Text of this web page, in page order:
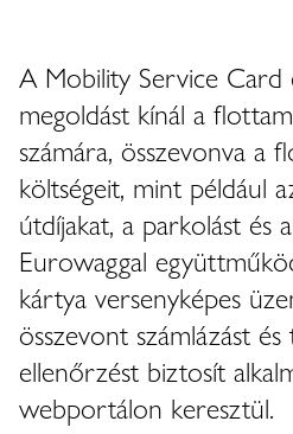
A Mobility Service Card
megoldást kínál a
számára, összevonva a
költségeit, mint például
útdíjakat, a parkolást és
Eurowaggal
kártya versenyképes
összevont számlázást és
ellenőrzést biztosít
webportálon keresztül.